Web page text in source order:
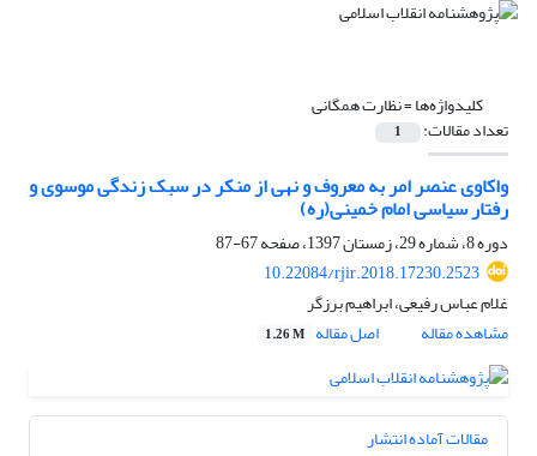
کلیدواژه‌ها =نظارت همگانی
تعداد مقالات: 1
واکاوی عنصر امر به معروف و نهی از منکر در سبک زندگی موسوی و
رفتار سیاسی امام خمینی‌(ره)
دوره 8، شماره 29، زمستان 1397، صفحه
67-87
10.22084/rjir.2018.17230.2523
غلام عباس رفیعی، ابراهیم برزگر
مشاهده مقاله
اصل مقاله 1.26 M
مقالات آماده انتشار